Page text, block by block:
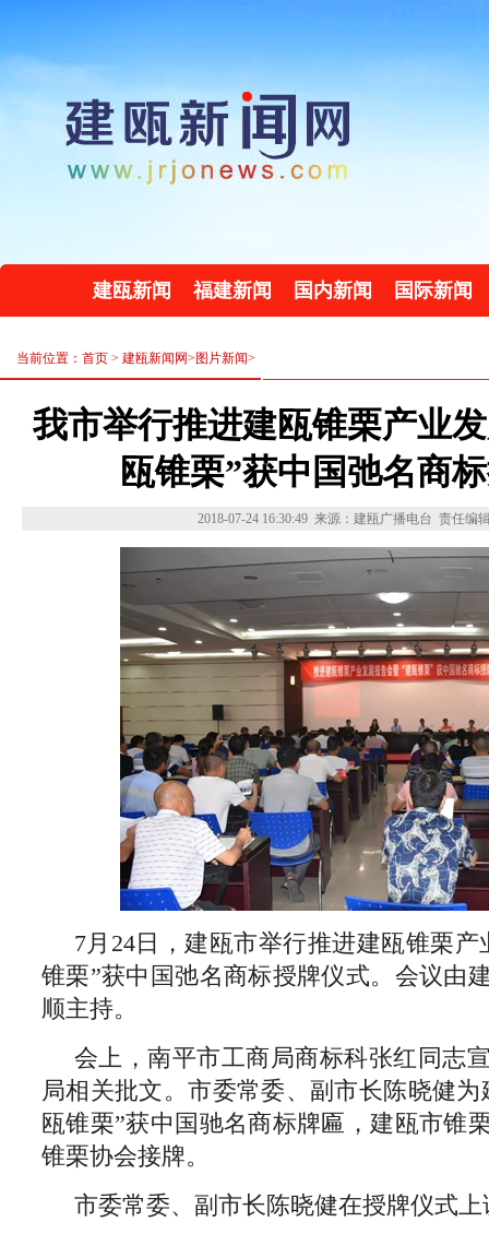
建瓯新闻 福建新闻 国内新闻 国际新闻
当前位置：首页 > 建瓯新闻网> 图片新闻>
我市举行推进建瓯锥栗产业
瓯锥栗”获中国弛名商
2018-07-24 16:30:49 来源：建瓯广播电台 责任编
7月24日，建瓯市举行推进建瓯锥栗
锥栗”获中国弛名商标授牌仪式。会议由
顺主持。
会上，南平市工商局商标科张红同志
局相关批文。市委常委、副市长陈晓健
瓯锥栗”获中国驰名商标牌匾，建瓯市锥
锥栗协会接牌。
市委常委、副市长陈晓健在授牌仪式上